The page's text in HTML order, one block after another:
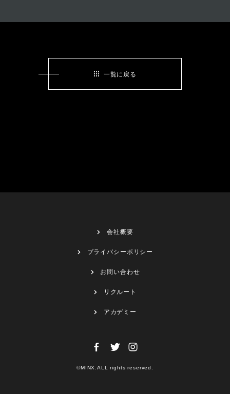
一覧に戻る
会社概要
プライバシーポリシー
お問い合わせ
リクルート
アカデミー
©MINX.ALL rights reserved.